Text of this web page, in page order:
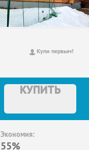
Купи первым!
КУПИТЬ
Экономия:
55%